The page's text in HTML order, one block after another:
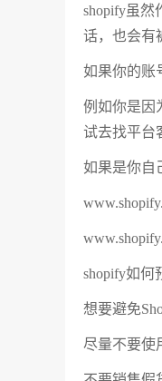
shopify虽然
话，也会有
如果你的账
例如你是因
试去找平台
如果是你自
shopify如何
想要避免
尽量不要使